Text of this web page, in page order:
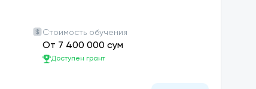
Стоимость обучения
От 7 400 000 сум
Доступен грант